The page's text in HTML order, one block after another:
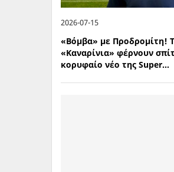
2026-07-15
«Βόμβα» με Προδρομίτη!
«Καναρίνια» φέρνουν
κορυφαίο νέο της Super...